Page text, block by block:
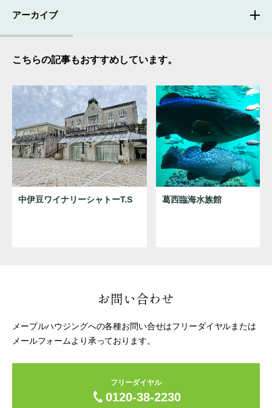
アーカイブ
こちらの記事もおすすめしています。
中伊豆ワイナリーシャトーT.S 葛西臨海水族館
お問い合わせ
メープルハウジングへの各種お問い合せはフリーダイヤルまたは
メールフォームより承っております。
フリーダイヤル
0120-38-2230